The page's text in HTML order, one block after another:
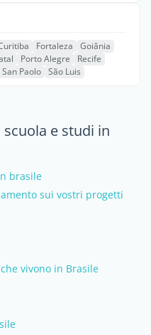
Fortaleza
Goiânia
Porto Alegre
Recife
San Paolo São Luis
e studi in
brasile
sui vostri progetti
vivono in Brasile